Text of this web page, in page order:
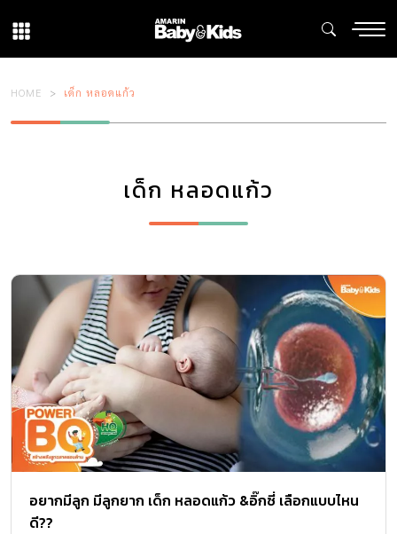
HOME เด็ก หลอดแก้ว
เด็ก หลอดแก้ว
อยากมีลูก มีลูกยาก เด็ก หลอดแก้ว &อิ๊กซี่ เลือกแบบไหน
ดี??